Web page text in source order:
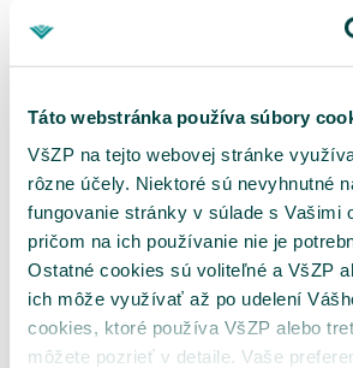
Táto webstránka používa súbory
VšZP na tejto webovej stránke
rôzne účely. Niektoré sú nevyhnutné
fungovanie stránky v súlade s Vašimi
pričom na ich používanie nie je
Ostatné cookies sú voliteľné a VšZP
ich môže využívať až po udelení
cookies, ktoré používa VšZP alebo
môžete pozrieť v detaile. Vaše
Vydávanie výkazov nedoplatkov
poistného
Výkaz preddavkov
Výkaz preddavkov na
zdravotné poistenie
Žiadosť o splátkový
Žiadosť o vrátenie
preúčtovanie platby
Vyhľadanie príslušnosti k
Ukrajina
MenuBanner